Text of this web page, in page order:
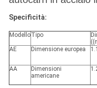
Specificità:
ModelloTipo
AE Dimensione europea
AA
Dimensioni
americane